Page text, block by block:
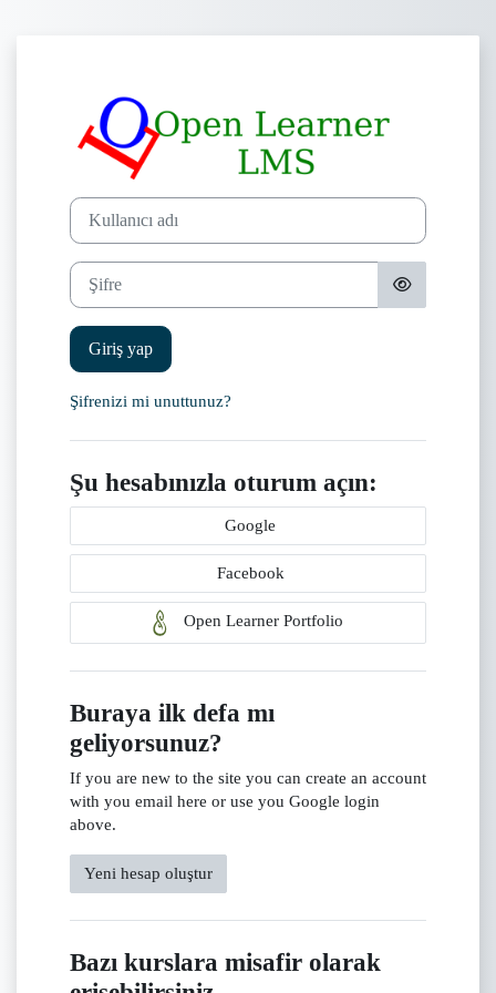
OpenLearner
Yeni hesap oluşturma adımına geç
Kullanıcı adı
Şifre
Giriş yap
Şifrenizi mi unuttunuz?
Şu hesabınızla oturum açın:
Google
Facebook
Open Learner Portfolio
Buraya ilk defa mı
geliyorsunuz?
If you are new to the site you can create an account
with you email here or use you Google login
above.
Yeni hesap oluştur
Bazı kurslara misafir olarak